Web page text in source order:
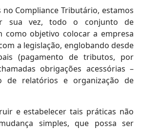
Compliance Tributário, estamos
sua vez, todo o conjunto de
como objetivo colocar a empresa
a legislação, englobando desde
(pagamento de tributos, por
obrigações acessórias –
de relatórios e organização de
e estabelecer tais práticas não
simples, que possa ser